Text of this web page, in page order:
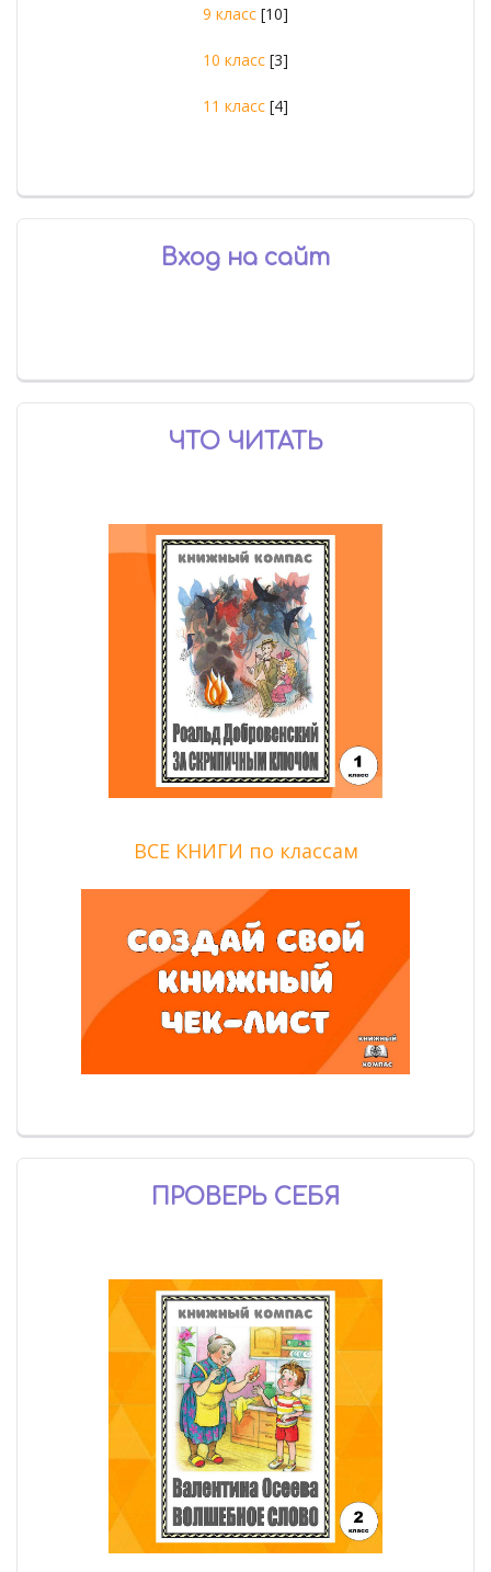
9 класс [10]
10 класс [3]
11 класс [4]
Вход на сайт
ЧТО ЧИТАТЬ
ВСЕ КНИГИ по классам
ПРОВЕРЬ СЕБЯ